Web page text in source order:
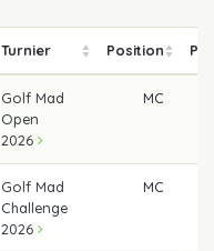
Turnier Position
Golf Mad
Open
2026
MC
Golf Mad
Challenge
2026
MC